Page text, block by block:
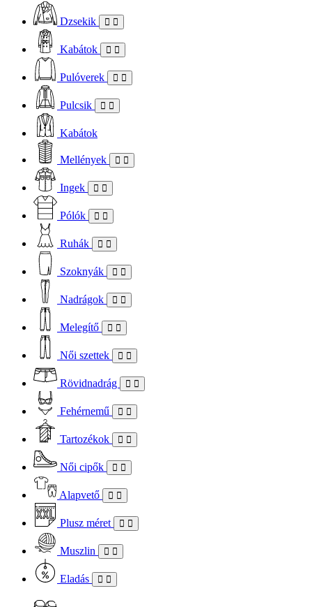
Dzsekik
Kabátok
Pulóverek
Pulcsik
Kabátok
Mellények
Ingek
Pólók
Ruhák
Szoknyák
Nadrágok
Melegítő
Női szettek
Rövidnadrág
Fehérnemű
Tartozékok
Női cipők
Alapvető
Plusz méret
Muszlin
Eladás